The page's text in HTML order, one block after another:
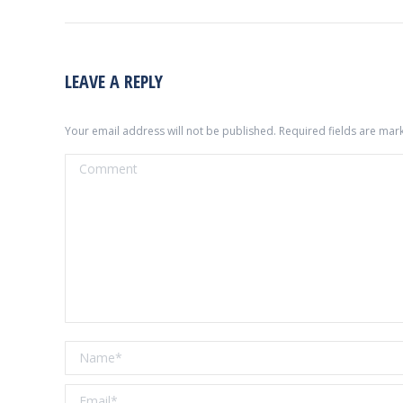
LEAVE A REPLY
Your email address will not be published. Required fields are
Comment
Name *
Email *